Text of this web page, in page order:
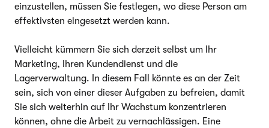
einzustellen, müssen Sie festlegen, wo diese Person am
effektivsten eingesetzt werden kann.
Vielleicht kümmern Sie sich derzeit selbst um Ihr
Marketing, Ihren Kundendienst und die
Lagerverwaltung. In diesem Fall könnte es an der Zeit
sein, sich von einer dieser Aufgaben zu befreien, damit
Sie sich weiterhin auf Ihr Wachstum konzentrieren
können, ohne die Arbeit zu vernachlässigen. Eine